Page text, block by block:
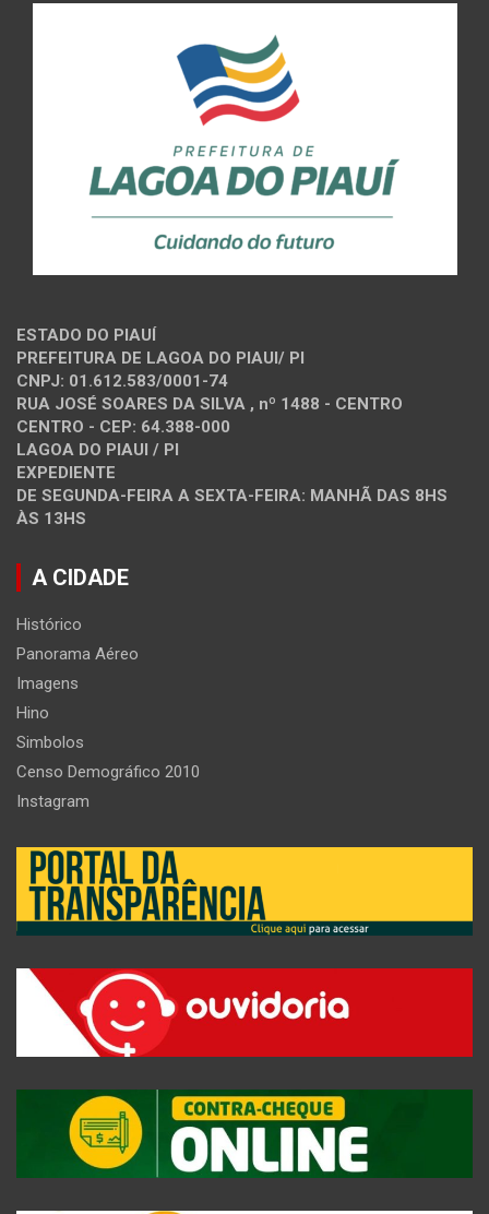
ESTADO DO PIAUÍ
PREFEITURA DE LAGOA DO PIAUI/ PI
CNPJ: 01.612.583/0001-74
RUA JOSÉ SOARES DA SILVA , nº 1488 - CENTRO
CENTRO - CEP: 64.388-000
LAGOA DO PIAUI / PI
EXPEDIENTE
DE SEGUNDA-FEIRA A SEXTA-FEIRA: MANHÃ DAS 8HS
ÀS 13HS
A CIDADE
Histórico
Panorama Aéreo
Imagens
Hino
Simbolos
Censo Demográfico 2010
Instagram